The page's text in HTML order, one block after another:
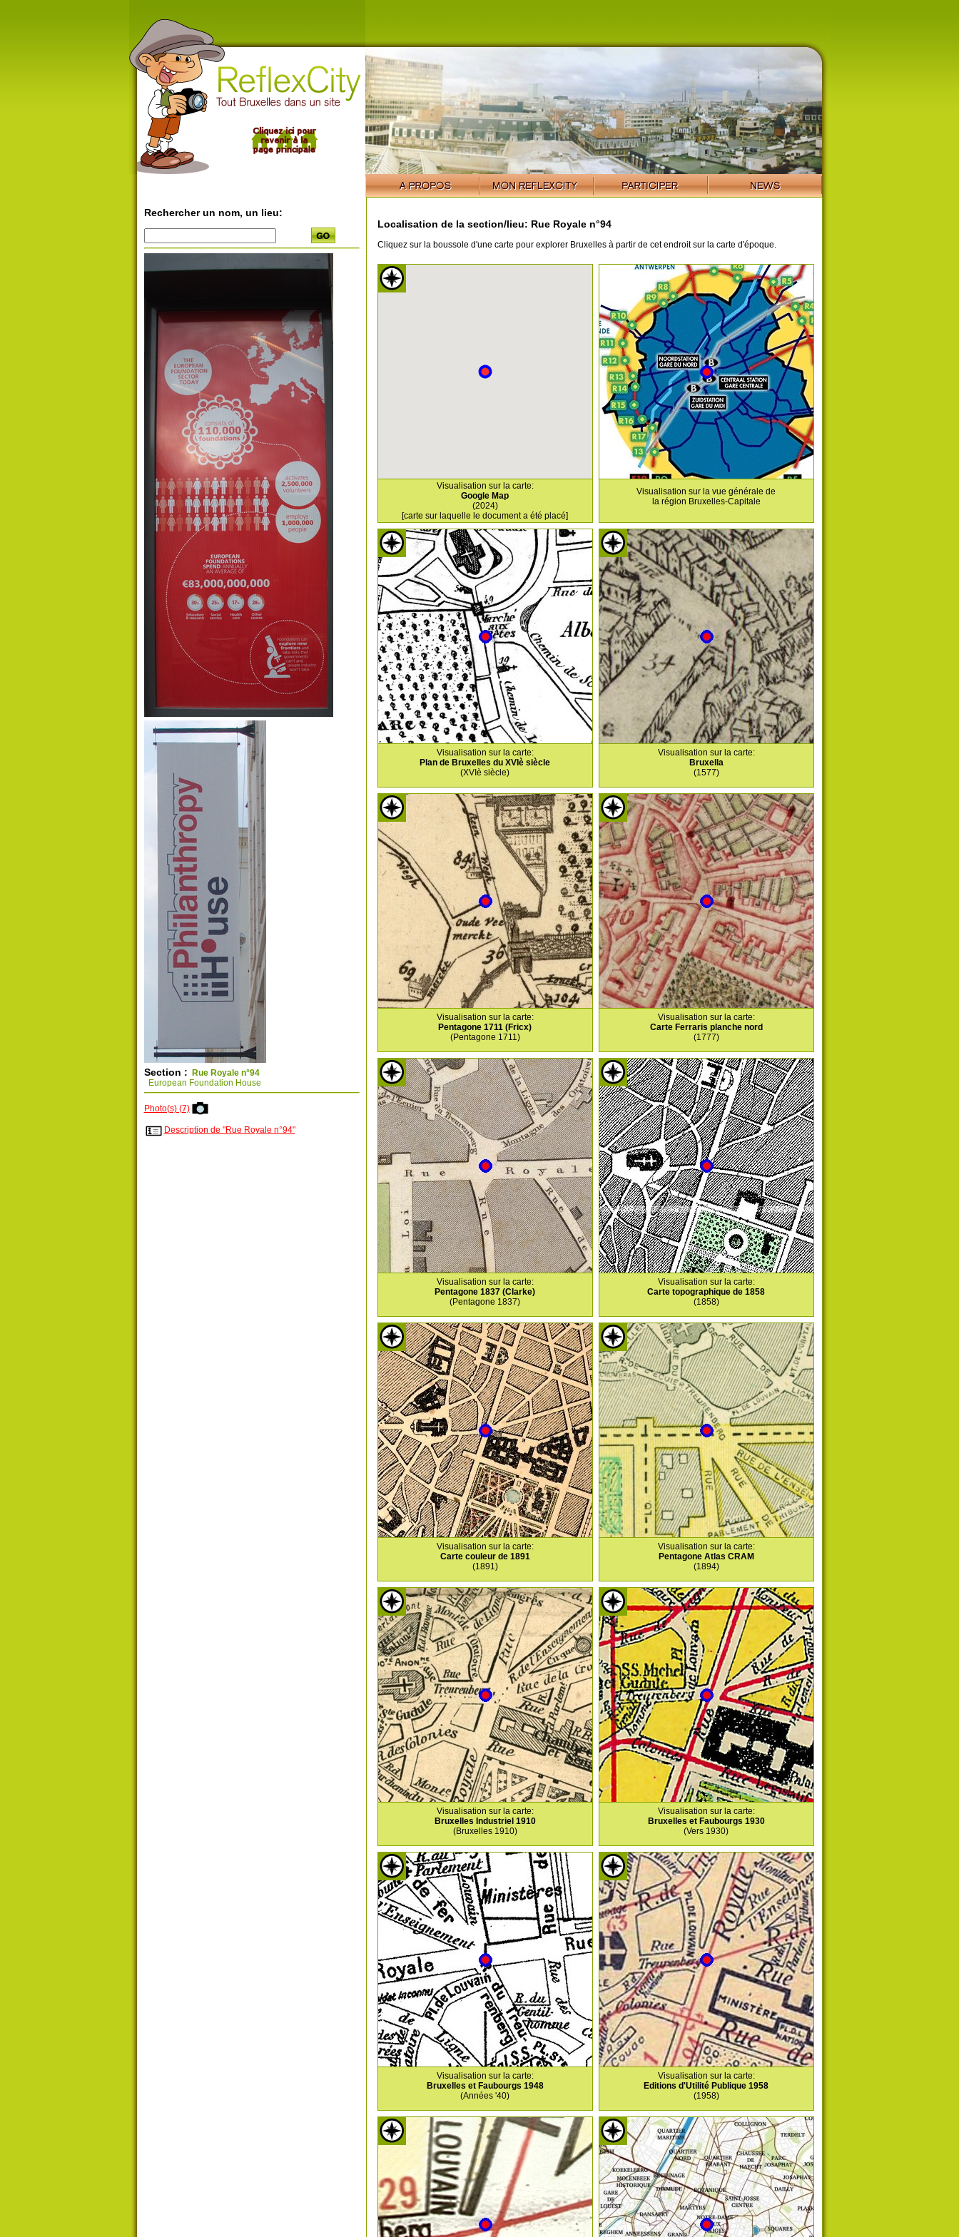
Rechercher un nom, un lieu:
Section : Rue Royale n°94
European Foundation House
Photo(s) (7)
Description de "Rue Royale n°94"
Localisation de la section/lieu: Rue Royale n°94
Cliquez sur la boussole d'une carte pour explorer Bruxelles à partir de cet endroit sur la carte d'époque.
Visualisation sur la carte:
Google Map
(2024)
[carte sur laquelle le document a été placé]
Visualisation sur la vue générale de
la région Bruxelles-Capitale
Visualisation sur la carte:
Plan de Bruxelles du XVIè siècle
(XVIè siècle)
Visualisation sur la carte:
Bruxella
(1577)
Visualisation sur la carte:
Pentagone 1711 (Fricx)
(Pentagone 1711)
Visualisation sur la carte:
Carte Ferraris planche nord
(1777)
Visualisation sur la carte:
Pentagone 1837 (Clarke)
(Pentagone 1837)
Visualisation sur la carte:
Carte topographique de 1858
(1858)
Visualisation sur la carte:
Carte couleur de 1891
(1891)
Visualisation sur la carte:
Pentagone Atlas CRAM
(1894)
Visualisation sur la carte:
Bruxelles Industriel 1910
(Bruxelles 1910)
Visualisation sur la carte:
Bruxelles et Faubourgs 1930
(Vers 1930)
Visualisation sur la carte:
Bruxelles et Faubourgs 1948
(Années '40)
Visualisation sur la carte:
Editions d'Utilité Publique 1958
(1958)